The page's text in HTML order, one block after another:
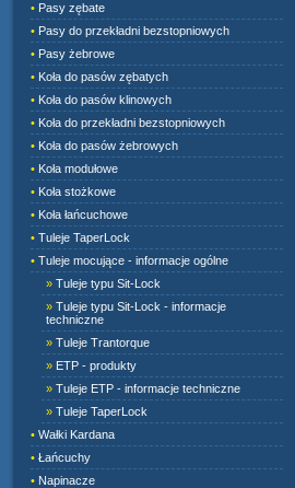
• Pasy zębate
• Pasy do przekładni bezstopniowych
• Pasy żebrowe
• Koła do pasów zębatych
• Koła do pasów klinowych
• Koła do przekładni bezstopniowych
• Koła do pasów żebrowych
• Koła modułowe
• Koła stożkowe
• Koła łańcuchowe
• Tuleje TaperLock
• Tuleje mocujące - informacje ogólne
» Tuleje typu Sit-Lock
» Tuleje typu Sit-Lock - informacje
techniczne
» Tuleje Trantorque
» ETP - produkty
» Tuleje ETP - informacje techniczne
» Tuleje TaperLock
• Wałki Kardana
• Łańcuchy
• Napinacze